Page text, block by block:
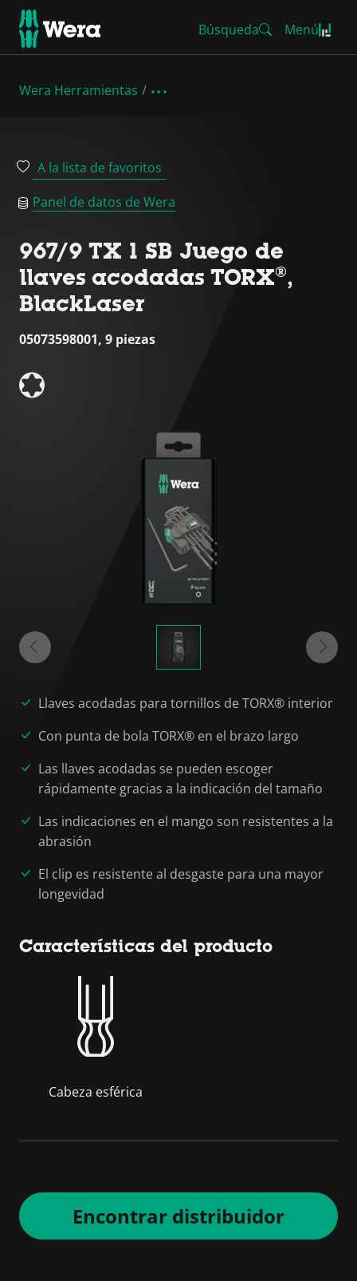
Búsqueda Menú
Wera Herramientas
A la lista de favoritos
Panel de datos de Wera
967/9 TX 1 SB Juego de
llaves acodadas TORX®,
BlackLaser
05073598001, 9 piezas
Llaves acodadas para tornillos de TORX® interior
Con punta de bola TORX® en el brazo largo
Las llaves acodadas se pueden escoger
rápidamente gracias a la indicación del tamaño
Las indicaciones en el mango son resistentes a la
abrasión
El clip es resistente al desgaste para una mayor
longevidad
Características del producto
Cabeza esférica
Encontrar distribuidor